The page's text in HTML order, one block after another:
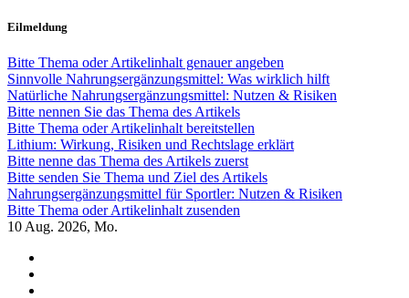
Zum
springen
Eilmeldung
Bitte Thema oder Artikelinhalt genauer angeben
Sinnvolle Nahrungsergänzungsmittel: Was wirklich hilft
Natürliche Nahrungsergänzungsmittel: Nutzen & Risiken
Bitte nennen Sie das Thema des Artikels
Bitte Thema oder Artikelinhalt bereitstellen
Lithium: Wirkung, Risiken und Rechtslage erklärt
Bitte nenne das Thema des Artikels zuerst
Bitte senden Sie Thema und Ziel des Artikels
Nahrungsergänzungsmittel für Sportler: Nutzen & Risiken
Bitte Thema oder Artikelinhalt zusenden
10 Aug. 2026, Mo.